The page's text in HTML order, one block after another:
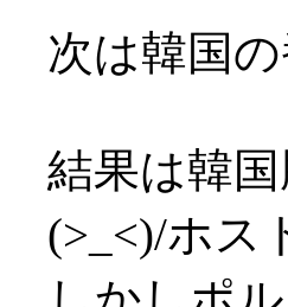
次は韓国
結果は韓
(>_<)/ホス